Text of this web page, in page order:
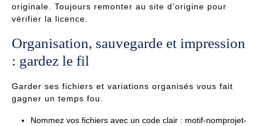
originale. Toujours remonter au site d’origine pour
vérifier la licence.
Organisation, sauvegarde et impression
: gardez le fil
Garder ses fichiers et variations organisés vous fait
gagner un temps fou.
Nommez vos fichiers avec un code clair : motif-nomprojet-